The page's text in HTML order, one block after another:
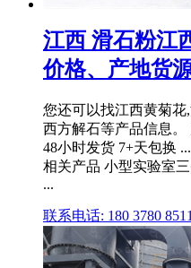
江西 滑石粉江
价格、产地货
您还可以找江西黄菊
西方解石等产品信息
48小时发货 7+天包换
相关产品 小型实验室
...
联系电话: 180 3780 8511